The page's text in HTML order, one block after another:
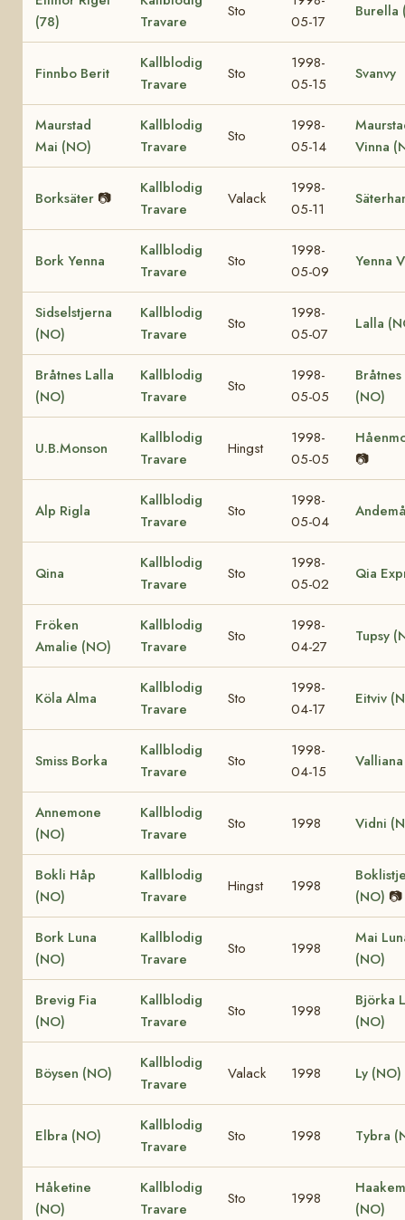
(78)
Travare
Sto
05-17
Burella
Finnbo Berit
Kallblodig
Travare
Sto
1998-
05-15
Svanvy
Maurstad
Mai (NO)
Kallblodig
Travare
Sto
1998-
05-14
Vinna
Borksäter 📷
Kallblodig
Travare
Valack
1998-
05-11
Bork Yenna
Kallblodig
Travare
Sto
1998-
05-09
Yenna
Sidselstjerna
(NO)
Kallblodig
Travare
Sto
1998-
05-07
Lalla
Bråtnes Lalla
(NO)
Kallblodig
Travare
Sto
1998-
05-05
Bråtnes
(NO)
U.B.Monson
Kallblodig
Travare
Hingst
1998-
05-05
📷
Alp Rigla
Kallblodig
Travare
Sto
1998-
05-04
Qina
Kallblodig
Travare
Sto
1998-
05-02
Qia
Fröken
Amalie (NO)
Kallblodig
Travare
Sto
1998-
04-27
Tupsy
Köla Alma
Kallblodig
Travare
Sto
1998-
04-17
Eitviv
Smiss Borka
Kallblodig
Travare
Sto
1998-
04-15
Valliana
Annemone
(NO)
Kallblodig
Travare
Sto 1998 Vidni
Bokli Håp
(NO)
Kallblodig
Travare
Hingst 1998
(NO) 📷
Bork Luna
(NO)
Kallblodig
Travare
Sto 1998
Mai
(NO)
Brevig Fia
(NO)
Kallblodig
Travare
Sto 1998
Björka
(NO)
Böysen (NO)
Kallblodig
Travare
Valack 1998 Ly (NO)
Elbra (NO)
Kallblodig
Travare
Sto 1998 Tybra
Håketine
(NO)
Kallblodig
Travare
Sto 1998
(NO)